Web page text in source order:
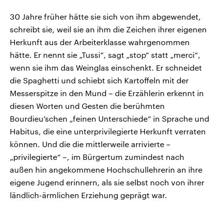
30 Jahre früher hätte sie sich von ihm abgewendet,
schreibt sie, weil sie an ihm die Zeichen ihrer eigenen
Herkunft aus der Arbeiterklasse wahrgenommen
hätte. Er nennt sie „Tussi“, sagt „stop“ statt „merci“,
wenn sie ihm das Weinglas einschenkt. Er schneidet
die Spaghetti und schiebt sich Kartoffeln mit der
Messerspitze in den Mund – die Erzählerin erkennt in
diesen Worten und Gesten die berühmten
Bourdieu’schen „feinen Unterschiede“ in Sprache und
Habitus, die eine unterprivilegierte Herkunft verraten
können. Und die die mittlerweile arrivierte –
„privilegierte“ –, im Bürgertum zumindest nach
außen hin angekommene Hochschullehrerin an ihre
eigene Jugend erinnern, als sie selbst noch von ihrer
ländlich-ärmlichen Erziehung geprägt war.